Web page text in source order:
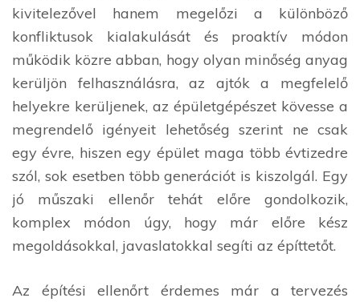
kivitelezővel hanem megelőzi a különböző
konfliktusok kialakulását és proaktív módon
működik közre abban, hogy olyan minőség anyag
kerüljön felhasználásra, az ajtók a megfelelő
helyekre kerüljenek, az épületgépészet kövesse a
megrendelő igényeit lehetőség szerint ne csak
egy évre, hiszen egy épület maga több évtizedre
szól, sok esetben több generációt is kiszolgál. Egy
jó műszaki ellenőr tehát előre gondolkozik,
komplex módon úgy, hogy már előre kész
megoldásokkal, javaslatokkal segíti az építtetőt.
Az építési ellenőrt érdemes már a tervezés